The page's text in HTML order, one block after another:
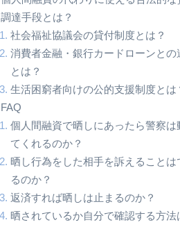
調達手段とは？
社会福祉協議会の貸付制度とは？
消費者金融・銀行カードローンとの
とは？
生活困窮者向けの公的支援制度とは
FAQ
個人間融資で晒しにあったら警察は
てくれるのか？
晒し行為をした相手を訴えることは
るのか？
返済すれば晒しは止まるのか？
晒されているか自分で確認する方法